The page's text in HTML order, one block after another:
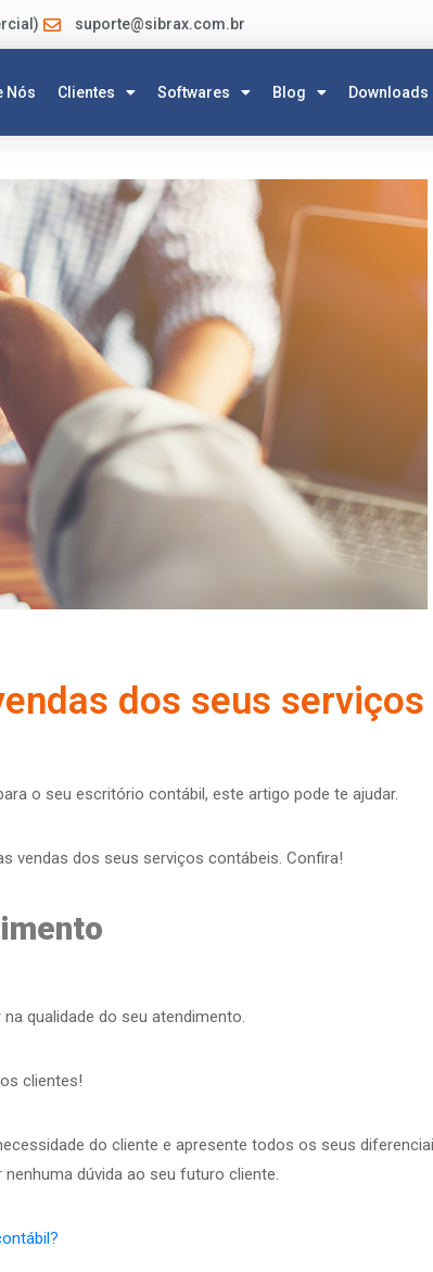
suporte@sibrax.com.br
Nós Clientes Softwares Blog Downloads
dos seus serviços
o seu escritório contábil, este artigo pode te ajudar.
vendas dos seus serviços contábeis. Confira!
qualidade do seu atendimento.
clientes!
do cliente e apresente todos os seus
dúvida ao seu futuro cliente.